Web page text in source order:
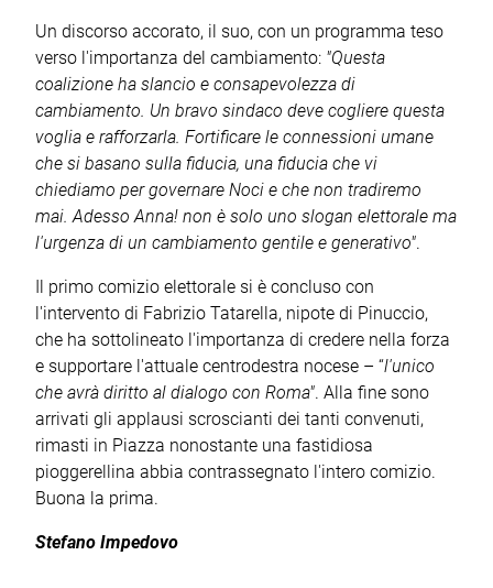
Un discorso accorato, il suo, con un programma teso
verso l'importanza del cambiamento: "Questa
coalizione ha slancio e consapevolezza di
cambiamento. Un bravo sindaco deve cogliere questa
voglia e rafforzarla. Fortificare le connessioni umane
che si basano sulla fiducia, una fiducia che vi
chiediamo per governare Noci e che non tradiremo
mai. Adesso Anna! non è solo uno slogan elettorale ma
l'urgenza di un cambiamento gentile e generativo".
Il primo comizio elettorale si è concluso con
l'intervento di Fabrizio Tatarella, nipote di Pinuccio,
che ha sottolineato l'importanza di credere nella forza
e supportare l'attuale centrodestra nocese – “l'unico
che avrà diritto al dialogo con Roma". Alla fine sono
arrivati gli applausi scroscianti dei tanti convenuti,
rimasti in Piazza nonostante una fastidiosa
pioggerellina abbia contrassegnato l'intero comizio.
Buona la prima.
Stefano Impedovo